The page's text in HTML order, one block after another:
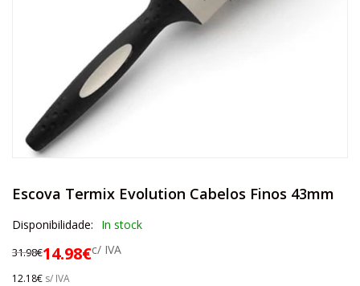
Escova Termix Evolution Cabelos Finos 43mm
Disponibilidade: In stock
31.98€14.98€c/ IVA
12.18€ s/ IVA